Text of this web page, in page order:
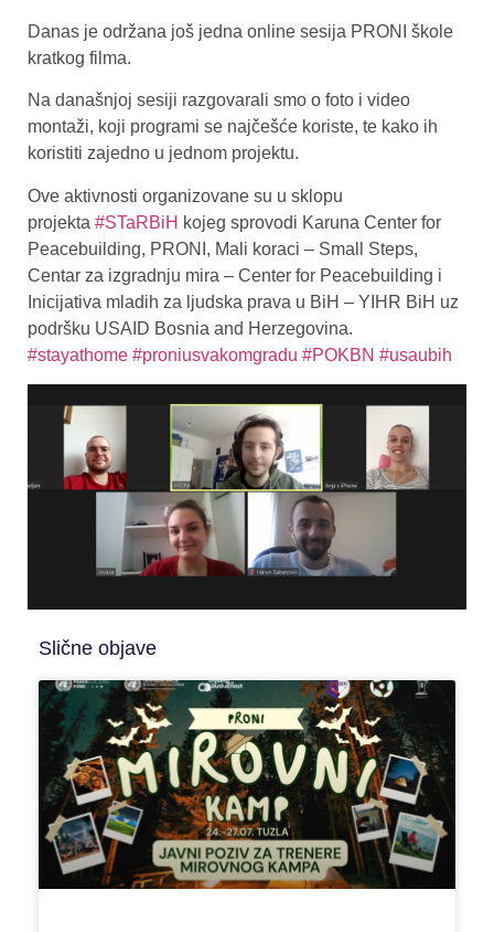
Danas je održana još jedna online sesija PRONI škole
kratkog filma.
Na današnjoj sesiji razgovarali smo o foto i video
montaži, koji programi se najčešće koriste, te kako ih
koristiti zajedno u jednom projektu.
Ove aktivnosti organizovane su u sklopu
projekta #STaRBiH kojeg sprovodi Karuna Center for
Peacebuilding, PRONI, Mali koraci – Small Steps,
Centar za izgradnju mira – Center for Peacebuilding i
Inicijativa mladih za ljudska prava u BiH – YIHR BiH uz
podršku USAID Bosnia and Herzegovina.
#stayathome #proniusvakomgradu #POKBN #usaubih
Slične objave